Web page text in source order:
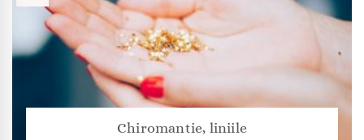
Chiromantie, liniile